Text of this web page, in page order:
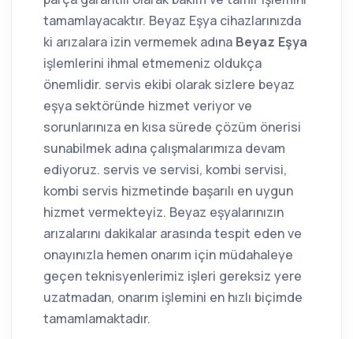
tamamlayacaktır. Beyaz Eşya cihazlarınızda
ki arızalara izin vermemek adına Beyaz Eşya
işlemlerini ihmal etmemeniz oldukça
önemlidir. servis ekibi olarak sizlere beyaz
eşya sektöründe hizmet veriyor ve
sorunlarınıza en kısa sürede çözüm önerisi
sunabilmek adına çalışmalarımıza devam
ediyoruz. servis ve servisi, kombi servisi,
kombi servis hizmetinde başarılı en uygun
hizmet vermekteyiz. Beyaz eşyalarınızın
arızalarını dakikalar arasında tespit eden ve
onayınızla hemen onarım için müdahaleye
geçen teknisyenlerimiz işleri gereksiz yere
uzatmadan, onarım işlemini en hızlı biçimde
tamamlamaktadır.